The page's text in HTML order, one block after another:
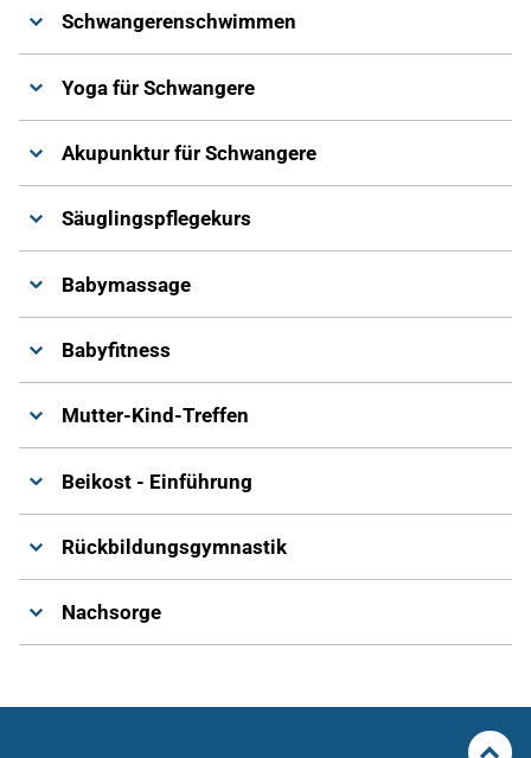
Schwangerenschwimmen
Yoga für Schwangere
Akupunktur für Schwangere
Säuglingspflegekurs
Babymassage
Babyfitness
Mutter-Kind-Treffen
Beikost - Einführung
Rückbildungsgymnastik
Nachsorge